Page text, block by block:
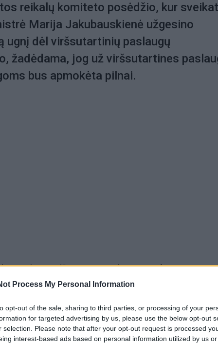
Process My Personal Information
opt-out of the sale, sharing to third parties, or processing of your
for targeted advertising by us, please use the below opt-out
selection. Please note that after your opt-out request is processed
interest-based ads based on personal information utilized by us
reikalų komiteto posėdžio, kur
Marija Jakubauskienė užgesino
ugnį dėl viršsutartinių paslaugų
žadėdama, jog už viršsutartines
bus apmokėta pilnai.
sako, jog džiūgauti per anksti, mat informacija
slypi detalėse“, – sako Lietuvos ligoninių